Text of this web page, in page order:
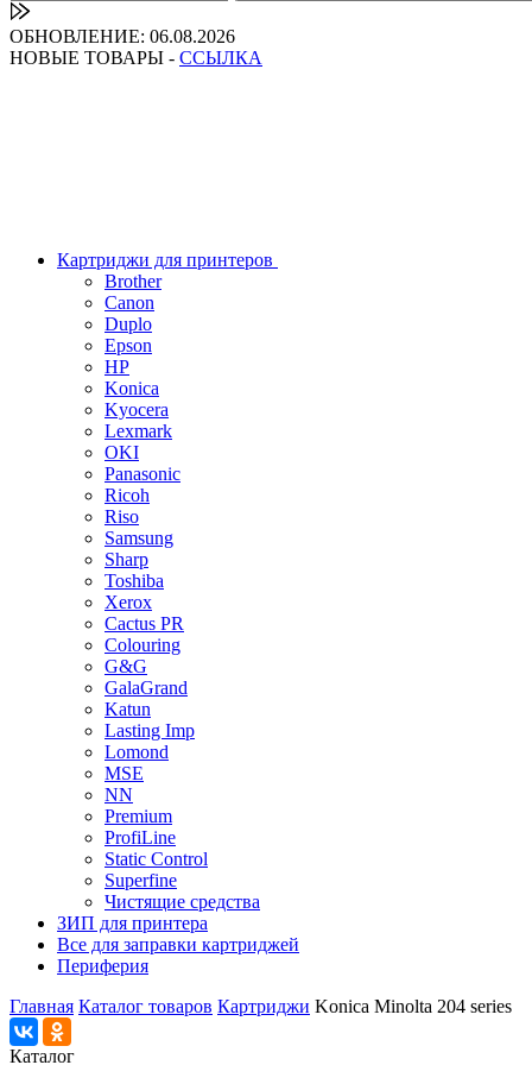
ОБНОВЛЕНИЕ: 06.08.2026
НОВЫЕ ТОВАРЫ - ССЫЛКА
Картриджи для принтеров
Brother
Canon
Duplo
Epson
HP
Konica
Kyocera
Lexmark
OKI
Panasonic
Ricoh
Riso
Samsung
Sharp
Toshiba
Xerox
Cactus PR
Colouring
G&G
GalaGrand
Katun
Lasting Imp
Lomond
MSE
NN
Premium
ProfiLine
Static Control
Superfine
Чистящие средства
ЗИП для принтера
Все для заправки картриджей
Периферия
Главная Каталог товаров Картриджи Konica Minolta 204 series
Каталог